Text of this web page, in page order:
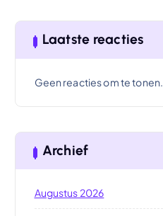
Laatste reacties
Geen reacties om te tonen.
Archief
Augustus 2026